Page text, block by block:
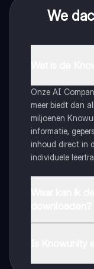
We
Onze AI
meer biedt dan
miljoenen
informatie,
inhoud direct in
individuele